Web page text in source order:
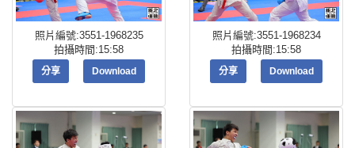
照片編號:3551-1968235
拍攝時間:15:58
分享 Download
照片編號:3551-1968234
拍攝時間:15:58
分享 Download